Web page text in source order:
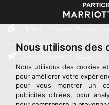
Nous utilisons des
Nous utilisons des cookies
pour améliorer votre
pour vous montrer un
publicités ciblées, pour
mobilité réduite.
toute la durée du séjour.